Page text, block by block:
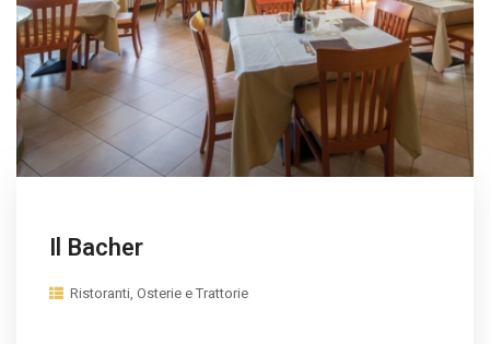
Il Bacher
Ristoranti, Osterie e Trattorie